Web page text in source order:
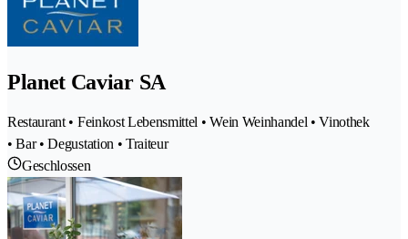
Planet Caviar SA
Restaurant • Feinkost Lebensmittel • Wein Weinhandel • Vinothek
• Bar • Degustation • Traiteur
Geschlossen